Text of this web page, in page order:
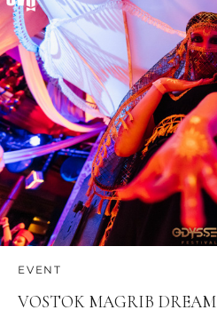
EVENT
VOSTOK MAGRIB DREAM